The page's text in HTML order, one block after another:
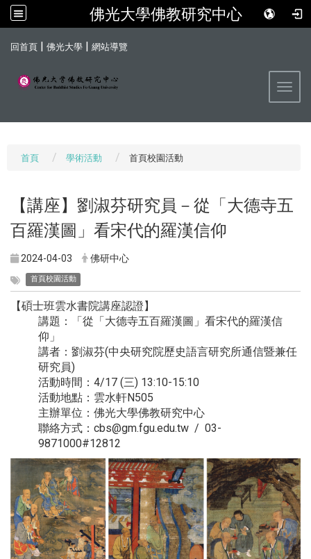
佛光大學佛教研究中心
回首頁 | 佛光大學 | 網站導覽
首頁 學術活動 首頁校園活動
【講座】劉淑芬研究員－從「大德寺五
百羅漢圖」看宋代的羅漢信仰
2024-04-03 佛研中心
首頁校園活動
【碩士班雲水書院講座認證】
講題：「從「大德寺五百羅漢圖」看宋代的羅漢信
仰」
講者：劉淑芬(中央研究院歷史語言研究所通信暨兼任
研究員)
活動時間：4/17 (三) 13:10-15:10
活動地點：雲水軒N505
主辦單位：佛光大學佛教研究中心
聯絡方式：cbs@gm.fgu.edu.tw / 03-
9871000#12812